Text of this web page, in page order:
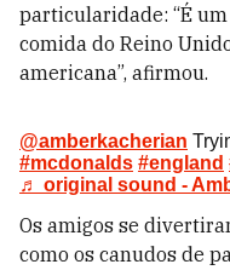
particularidade: “É
comida do Reino
americana”, afirmou.
@amberkacherian
#mcdonalds #england
♬ original sound -
Os amigos se
como os canudos de